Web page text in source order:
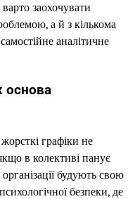
заохочувати
а й з кількома
аналітичне
основа
графіки не
в колективі панує
будують свою
безпеки, де